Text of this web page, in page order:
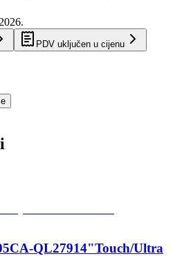
PDV uključen u cijenu
QL27914"Touch/Ultra